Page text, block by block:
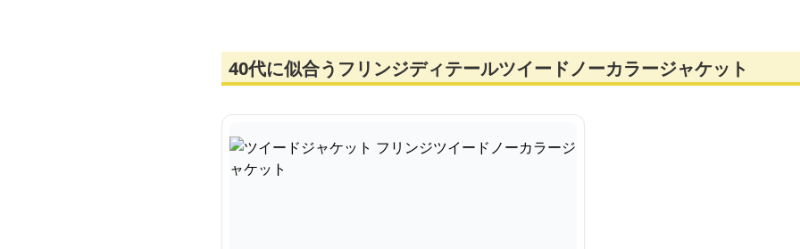
40代に似合うフリンジディテールツイードノーカラージャケット